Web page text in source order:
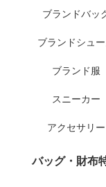
ブランドバッ
ブランドシュ
ブランド服
スニーカー
アクセサリー
バッグ・財布